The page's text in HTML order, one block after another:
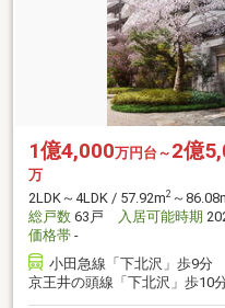
1億4,000万円台～ 2億
万
2LDK～4LDK / 57.92m2 ～
総戸数 63戸 入居可能時期
価格帯 -
小田急線「下北沢」歩9分
京王井の頭線「下北沢」歩10